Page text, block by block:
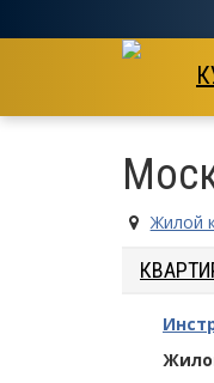
Жилой